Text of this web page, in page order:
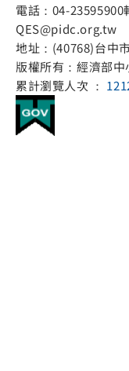
電話：04-
QES@pidc.org.tw
地址：(40768)台中
版權所有：經濟部
累計瀏覽人次 ：